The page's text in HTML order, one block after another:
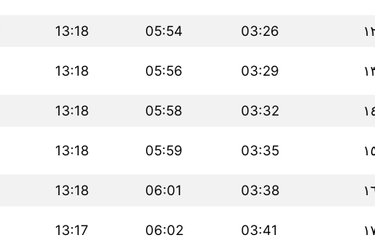
03:26
05:54
13:18
03:29
05:56
13:18
03:32
05:58
13:18
03:35
05:59
13:18
03:38
06:01
13:18
03:41
06:02
13:17